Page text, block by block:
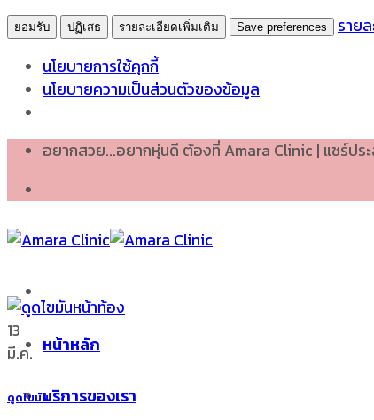
ยอมรับ ปฏิเสธ รายละเอียดเพิ่มเติม Save preferences
ราย
นโยบายการใช้คุกกี้
นโยบายความเป็นส่วนตัวของข้อมูล
Skip
content
อยากสวย...อยากหุ่นดี ต้องที่ Amara Clinic | แชร์ปร
หน้าหลัก
บริการของเรา
13
มี.ค.
ดูดไขมัน